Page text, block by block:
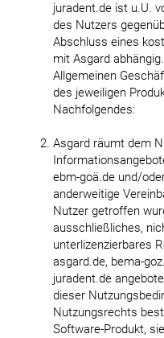
juradent.de ist u.U.
des Nutzers
Abschluss eines
mit Asgard
Allgemeinen
des jeweiligen
Nachfolgendes:
Asgard räumt dem
ebm-goä.de und/
anderweitige
Nutzer getroffen
ausschließliches,
unterlizenzierbares
asgard.de, bema-
juradent.de
dieser
Nutzungsrechts
Software-Produkt,